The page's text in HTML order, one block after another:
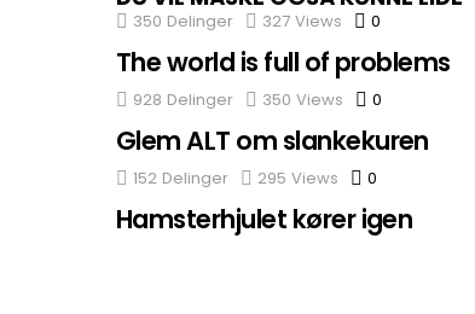
350 Delinger 327 Views 0
The world is full of problems
928 Delinger 350 Views 0
Glem ALT om slankekuren
152 Delinger 295 Views 0
Hamsterhjulet kører igen